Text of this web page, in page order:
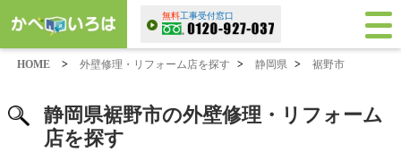
無料工事受付窓口
HOME > 外壁修理・リフォーム店を探す > 静岡県 > 裾野市
静岡県裾野市の外壁修理・リフォーム
店を探す